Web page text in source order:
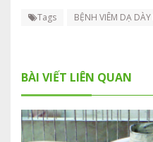
Tags BỆNH VIÊM DẠ
BÀI VIẾT LIÊN QUAN